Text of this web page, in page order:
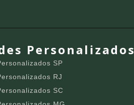
Personalizados
SP
RJ
SC